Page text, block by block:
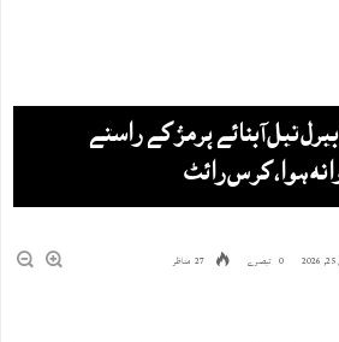
2 کروڑ بیرل تیل آبنائے ہرمز کے راستے
ہوا، کرس رائٹ
0 تبصرے 27 مناظر